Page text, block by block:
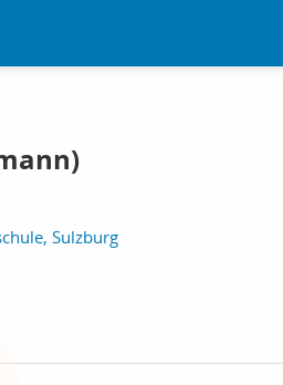
Sulzburg